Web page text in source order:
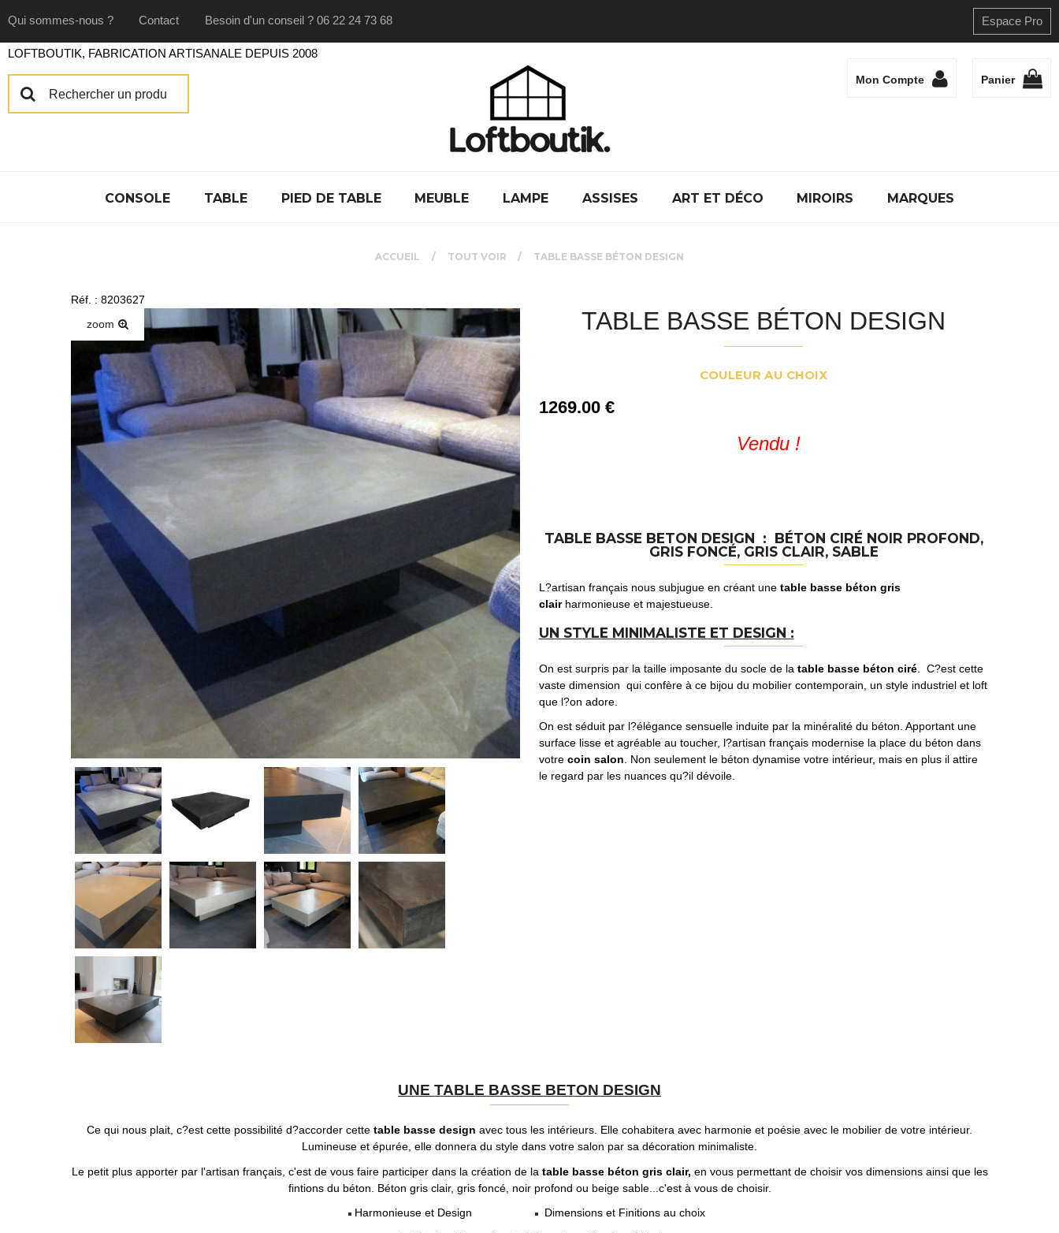
Qui sommes-nous ? Contact Besoin d'un conseil ? 06 22 24 73 68 Espace Pro
Mon Compte Panier
CONSOLE TABLE PIED DE TABLE MEUBLE LAMPE ASSISES ART ET DÉCO MIROIRS MARQUES
ACCUEIL TOUT VOIR TABLE BASSE BÉTON DESIGN
Réf. : 8203627
zoom
TABLE BASSE BÉTON DESIGN
COULEUR AU CHOIX
1269.00€
Vendu !
TABLE BASSE BETON DESIGN : BÉTON CIRÉ NOIR PROFOND,
GRIS FONCÉ, GRIS CLAIR, SABLE
L?artisan français nous subjugue en créant une table basse béton gris
clairharmonieuse et majestueuse.
UN STYLE MINIMALISTE ET DESIGN :
On est surpris par la taille imposante du socle de la table basse béton ciré. C?est cette
vaste dimension qui confère à ce bijou du mobilier contemporain, un style industriel et loft
que l?on adore.
On est séduit par l?élégance sensuelle induite par la minéralité du béton. Apportant une
surface lisse et agréable au toucher, l?artisan français modernise la place du béton dans
votre coin salon . Non seulement le béton dynamise votre intérieur, mais en plus il attire
le regard par les nuances qu?il dévoile.
UNE TABLE BASSE BETON DESIGN
Ce qui nous plait, c?est cette possibilité d?accorder cette table basse design avec tous les intérieurs. Elle cohabitera avec harmonie et poésie avec le mobilier de votre intérieur.
Lumineuse et épurée, elle donnera du style dans votre salon par sa décoration minimaliste.
Le petit plus apporter par l'artisan français, c'est de vous faire participer dans la création de la table basse béton gris clair, en vous permettant de choisir vos dimensions ainsi que les
fintions du béton. Béton gris clair, gris foncé, noir profond ou beige sable...c'est à vous de choisir.
Harmonieuse et Design
Dimensions et Finitions au choix
LOFTBOUTIK, FABRICATION ARTISANALE DEPUIS 2008